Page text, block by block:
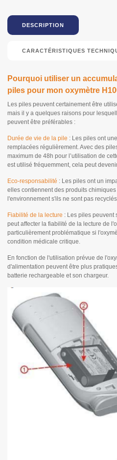
DESCRIPTION
CARACTÉRISTIQUES
Pourquoi utiliser un
piles pour mon oxymètre
Les piles peuvent certainement être
mais il y a quelques raisons pour
peuvent être préférables :
Durée de vie de la pile : Les piles ont
remplacées régulièrement. Avec des
maximum de 48h pour l’utilisation de
est utilisé fréquemment, cela peut
Eco-responsabilité : Les piles ont un
elles contiennent des produits
l'environnement s'ils ne sont pas
Fiabilité de la lecture : Les piles peuvent
peut affecter la fiabilité de la lecture de
particulièrement problématique si
condition médicale critique.
En fonction de l'utilisation prévue de
d'alimentation peuvent être plus
batterie rechargeable et son chargeur.